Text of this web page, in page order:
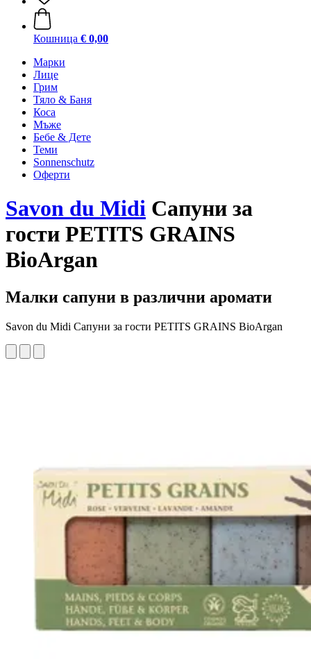
Кошница € 0,00
Марки
Лице
Грим
Тяло & Баня
Коса
Мъже
Бебе & Дете
Теми
Sonnenschutz
Оферти
Savon du Midi Сапуни за
гости PETITS GRAINS
BioArgan
Малки сапуни в различни аромати
Savon du Midi Сапуни за гости PETITS GRAINS BioArgan